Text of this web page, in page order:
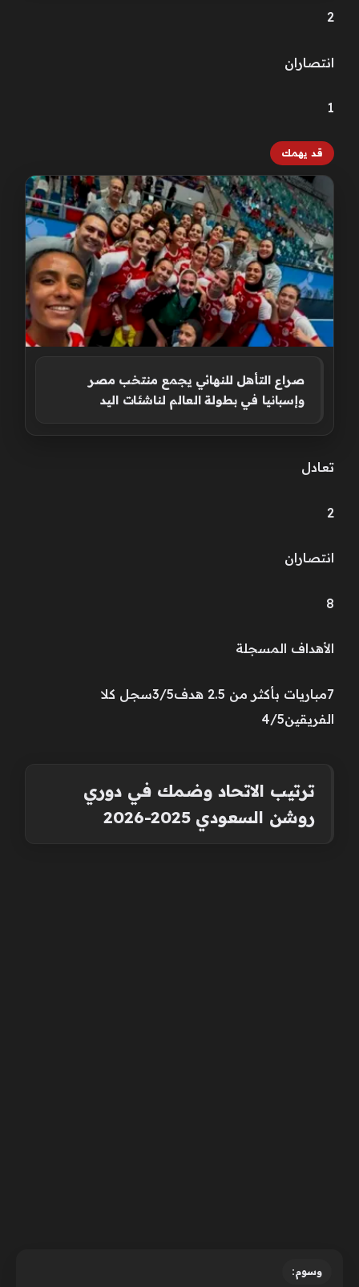
2
انتصاران
1
قد يهمك
صراع التأهل للنهائي يجمع منتخب مصر
وإسبانيا في بطولة العالم لناشئات اليد
تعادل
2
انتصاران
8
الأهداف المسجلة
7مباريات بأكثر من 2.5 هدف3/5سجل كلا
الفريقين4/5
ترتيب الاتحاد وضمك في دوري
روشن السعودي 2025-2026
وسوم: